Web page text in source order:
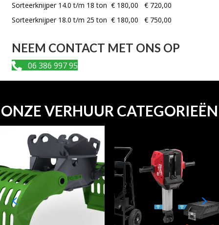
Sorteerknijper 14.0 t/m 18 ton € 180,00 € 720,00
Sorteerknijper 18.0 t/m 25 ton € 180,00 € 750,00
NEEM CONTACT MET ONS OP
06 386 997 95
ONZE VERHUUR CATEGORIEËN